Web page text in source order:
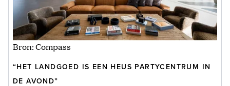
Bron: Compass
“HET LANDGOED IS EEN HEUS PARTYCENTRUM IN
DE AVOND”